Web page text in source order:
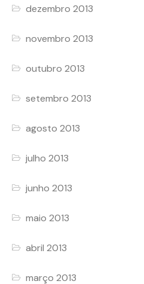
dezembro 2013
novembro 2013
outubro 2013
setembro 2013
agosto 2013
julho 2013
junho 2013
maio 2013
abril 2013
março 2013